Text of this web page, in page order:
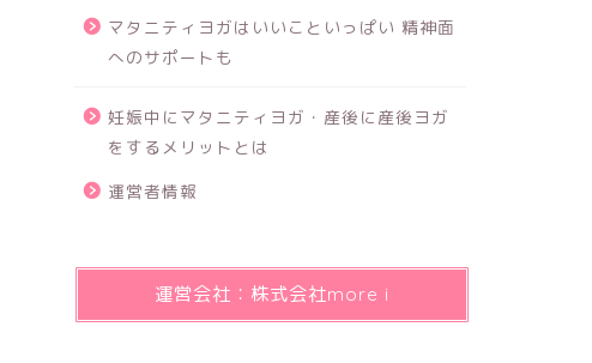
マタニティヨガはいいこといっぱい 精神面
へのサポートも
妊娠中にマタニティヨガ・産後に産後ヨガ
をするメリットとは
運営者情報
運営会社：株式会社more i